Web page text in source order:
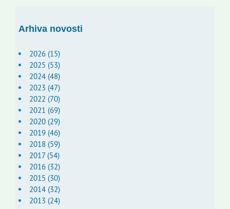
Arhiva novosti
2026 (15)
2025 (53)
2024 (48)
2023 (47)
2022 (70)
2021 (69)
2020 (29)
2019 (46)
2018 (59)
2017 (54)
2016 (32)
2015 (30)
2014 (32)
2013 (24)